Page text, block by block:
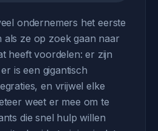
ondernemers het eerste
als ze op zoek gaan naar
heeft voordelen: er zijn
is een gigantisch
en vrijwel elke
weet er mee om te
die snel hulp willen